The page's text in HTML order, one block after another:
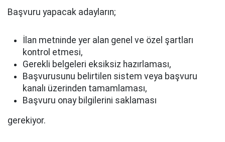
Başvuru yapacak adayların;
İlan metninde yer alan genel ve özel şartları
kontrol etmesi,
Gerekli belgeleri eksiksiz hazırlaması,
Başvurusunu belirtilen sistem veya başvuru
kanalı üzerinden tamamlaması,
Başvuru onay bilgilerini saklaması
gerekiyor.